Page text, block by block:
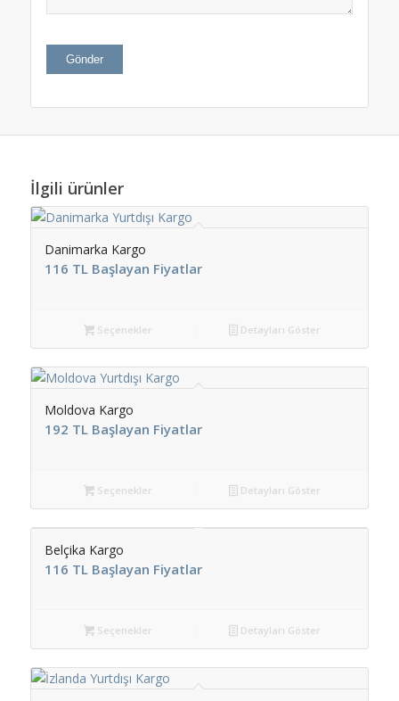
İlgili ürünler
Danimarka Kargo
116 TL Başlayan Fiyatlar
Seçenekler Detayları Göster
Moldova Kargo
192 TL Başlayan Fiyatlar
Seçenekler Detayları Göster
Belçika Kargo
116 TL Başlayan Fiyatlar
Seçenekler Detayları Göster